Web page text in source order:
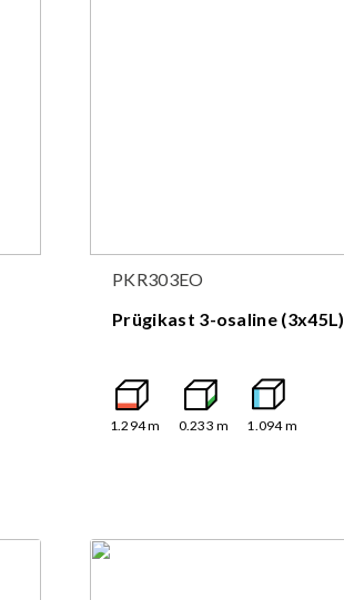
PKR303EO
Prügikast 3-osaline (3x45L)
1.294m 0.233 m 1.094m